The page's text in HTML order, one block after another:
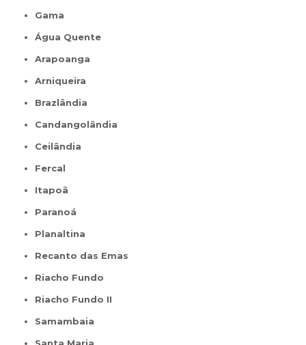
Gama
Água Quente
Arapoanga
Arniqueira
Brazlândia
Candangolândia
Ceilândia
Fercal
Itapoã
Paranoá
Planaltina
Recanto das Emas
Riacho Fundo
Riacho Fundo II
Samambaia